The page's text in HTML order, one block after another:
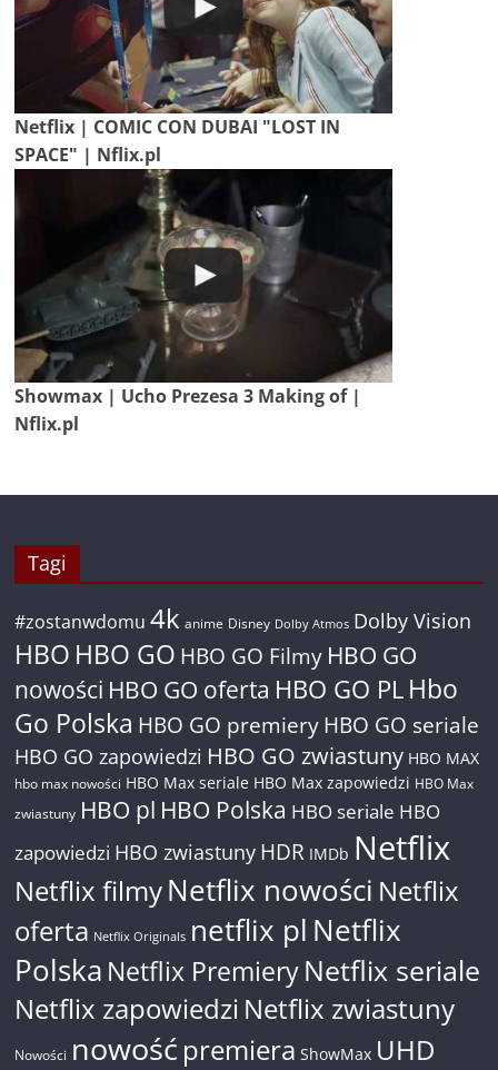
Netflix | COMIC CON DUBAI "LOST IN
SPACE" | Nflix.pl
Showmax | Ucho Prezesa 3 Making of |
Nflix.pl
Tagi
#zostanwdomu 4k anime Disney Dolby Atmos Dolby Vision
HBO HBO GO HBO GO Filmy HBO GO
nowości HBO GO oferta HBO GO PL Hbo
Go Polska HBO GO premiery HBO GO seriale
HBO GO zapowiedzi HBO GO zwiastuny HBO MAX
hbo max nowości HBO Max seriale HBO Max zapowiedzi HBO Max
zwiastuny HBO pl HBO Polska HBO seriale HBO
zapowiedzi HBO zwiastuny HDR IMDb Netflix
Netflix filmyNetflix nowości Netflix
oferta Netflix Originals netflix pl Netflix
Polska Netflix PremieryNetflix seriale
Netflix zapowiedzi Netflix zwiastuny
Nowości nowość premiera ShowMax UHD